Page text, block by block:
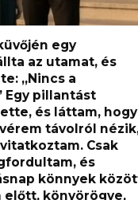
egy
az utamat, és
„Nincs a
Egy pillantást
és láttam, hogy
távolról
Csak
és
könnyek
előtt, könyörögve,